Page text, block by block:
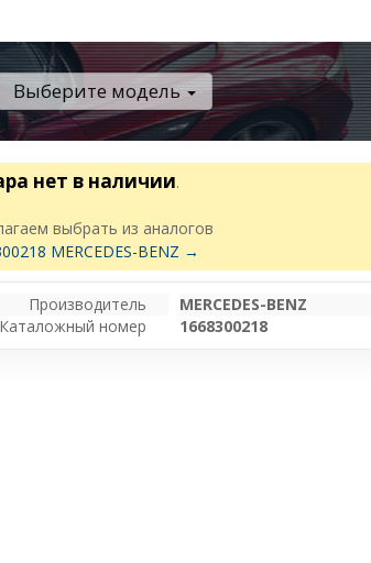
Выберите модель
нет в наличии.
выбрать из аналогов
MERCEDES-BENZ →
Производитель
MERCEDES-BENZ
Каталожный номер
1668300218